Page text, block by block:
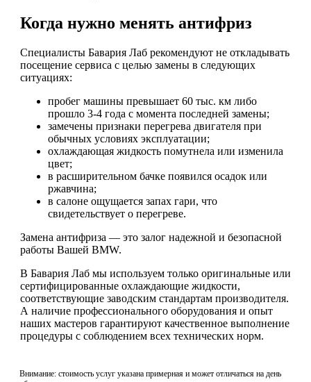
Когда нужно менять антифриз
Специалисты Бавария Лаб рекомендуют не откладывать
посещение сервиса с целью замены в следующих
ситуациях:
пробег машины превышает 60 тыс. км либо
прошло 3-4 года с момента последней замены;
замечены признаки перегрева двигателя при
обычных условиях эксплуатации;
охлаждающая жидкость помутнела или изменила
цвет;
в расширительном бачке появился осадок или
ржавчина;
в салоне ощущается запах гари, что
свидетельствует о перегреве.
Замена антифриза — это залог надежной и безопасной
работы Вашей BMW.
В Бавария Лаб мы используем только оригинальные или
сертифицированные охлаждающие жидкости,
соответствующие заводским стандартам производителя.
А наличие профессионального оборудования и опыт
наших мастеров гарантируют качественное выполнение
процедуры с соблюдением всех технических норм.
Внимание: стоимость услуг указана примерная и может отличаться на день